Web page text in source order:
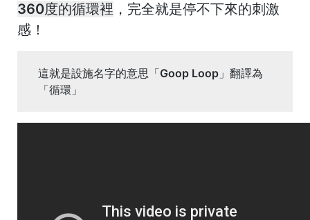
360度的循環裡 ， 完全就是停不下來的刺激
感！
這就是設施名字的意思「Goop Loop」翻譯為
「循環」